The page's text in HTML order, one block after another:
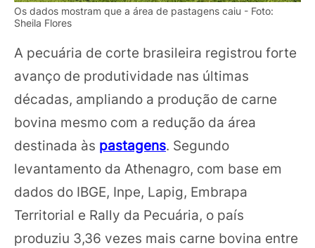
Os dados mostram que a área de pastagens caiu - Foto:
Sheila Flores
A pecuária de corte brasileira registrou forte
avanço de produtividade nas últimas
décadas, ampliando a produção de carne
bovina mesmo com a redução da área
destinada às pastagens. Segundo
levantamento da Athenagro, com base em
dados do IBGE, Inpe, Lapig, Embrapa
Territorial e Rally da Pecuária, o país
produziu 3,36 vezes mais carne bovina entre